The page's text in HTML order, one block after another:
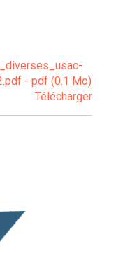
- pdf (0.1 Mo)
Télécharger